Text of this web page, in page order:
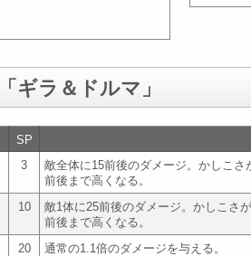
ギラ＆ドルマ」
SP
3
敵全体に15前後のダメージ。かしこ
前後まで高くなる。
10
敵1体に25前後のダメージ。かしこさ
前後まで高くなる。
20 通常の1.1倍のダメージを与える。